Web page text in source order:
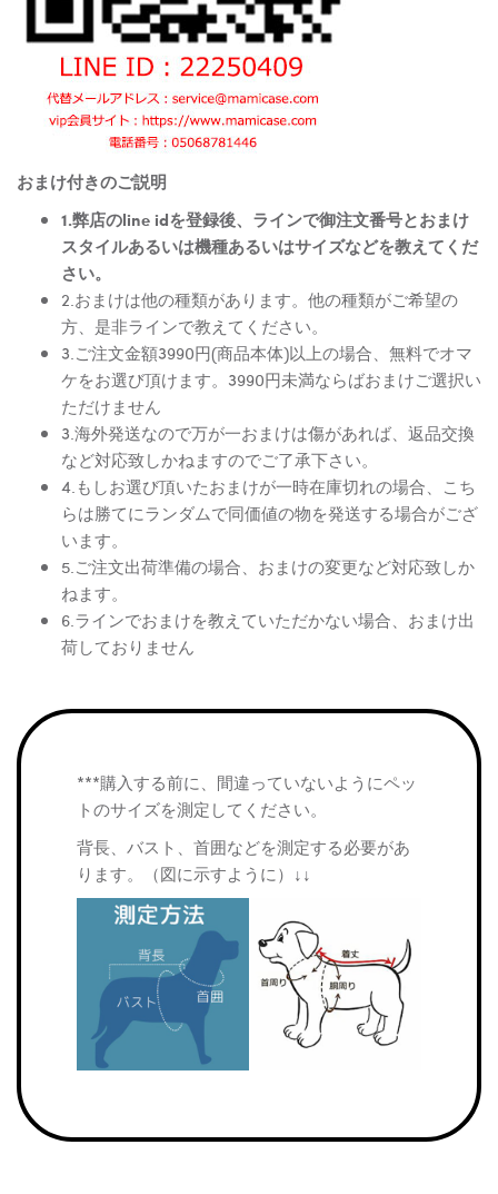
おまけ付きのご説明
1.弊店のline idを登録後、ラインで御注文番号とおまけ
スタイルあるいは機種あるいはサイズなどを教えてくだ
さい。
2.おまけは他の種類があります。他の種類がご希望の
方、是非ラインで教えてください。
3.ご注文金額3990円(商品本体)以上の場合、無料でオマ
ケをお選び頂けます。3990円未満ならばおまけご選択い
ただけません
3.海外発送なので万が一おまけは傷があれば、返品交換
など対応致しかねますのでご了承下さい。
4.もしお選び頂いたおまけが一時在庫切れの場合、こち
らは勝てにランダムで同価値の物を発送する場合がござ
います。
5.ご注文出荷準備の場合、おまけの変更など対応致しか
ねます。
6.ラインでおまけを教えていただかない場合、おまけ出
荷しておりません
***購入する前に、間違っていないようにペッ
トのサイズを測定してください。
背長、バスト、首囲などを測定する必要があ
ります。（図に示すように）↓↓